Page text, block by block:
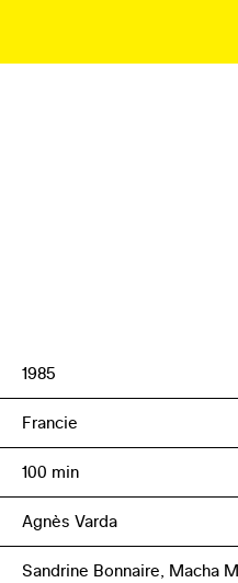
1985
Francie
100 min
Agnès Varda
Sandrine Bonnaire, Macha